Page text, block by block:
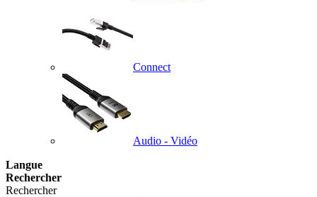
Connect
Audio - Vidéo
Langue
Rechercher
Rechercher